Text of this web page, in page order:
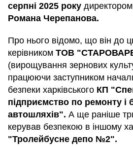
серпні 2025 року
Романа Черепанова.
Про нього відомо, що він до
керівником ТОВ
(вирощування зернових
працюючи заступником
безпеки харківського КП
підприємство по ремонту і
автошляхів". А ще раніше
керував безпекою в іншому
"Тролейбусне депо №2".